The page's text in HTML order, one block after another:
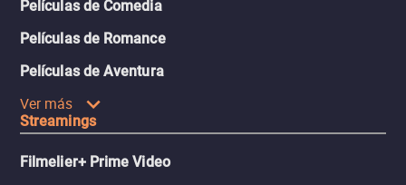
Películas de Comedia
Películas de Romance
Películas de Aventura
Ver más
Streamings
Filmelier+ Prime Video